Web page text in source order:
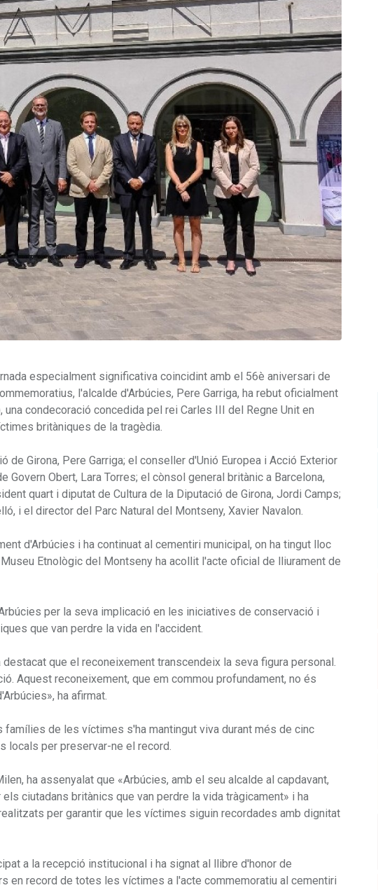
especialment significativa coincidint amb el 56è aniversari de
l'alcalde d'Arbúcies, Pere Garriga, ha rebut oficialment
condecoració concedida pel rei Carles III del Regne Unit en
britàniques de la tragèdia.
Girona, Pere Garriga; el conseller d'Unió Europea i Acció Exterior
Govern Obert, Lara Torres; el cònsol general britànic a Barcelona,
quart i diputat de Cultura de la Diputació de Girona, Jordi Camps;
i el director del Parc Natural del Montseny, Xavier Navalon.
d'Arbúcies i ha continuat al cementiri municipal, on ha tingut lloc
Etnològic del Montseny ha acollit l'acte oficial de lliurament de
per la seva implicació en les iniciatives de conservació i
que van perdre la vida en l'accident.
que el reconeixement transcendeix la seva figura personal.
Aquest reconeixement, que em commou profundament, no és
ha afirmat.
de les víctimes s'ha mantingut viva durant més de cinc
locals per preservar-ne el record.
ha assenyalat que «Arbúcies, amb el seu alcalde al capdavant,
ciutadans britànics que van perdre la vida tràgicament» i ha
per garantir que les víctimes siguin recordades amb dignitat
a la recepció institucional i ha signat al llibre d'honor de
en record de totes les víctimes a l'acte commemoratiu al cementiri